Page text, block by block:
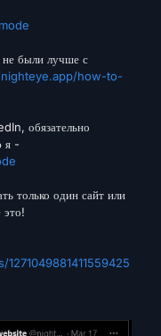
были лучше с
how-to-
обязательно
я -
только один сайт или
это!